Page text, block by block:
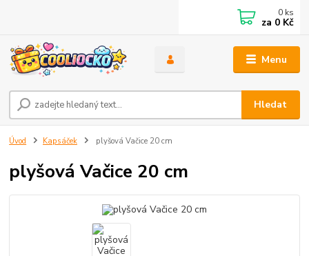
Menu
Hledat
0 ks
za 0 Kč
Úvod Kapsáček plyšová Vačice 20 cm
plyšová Vačice 20 cm